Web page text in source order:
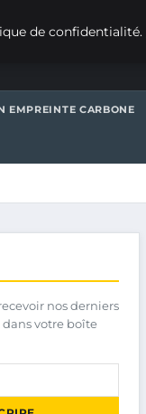
EMPREINTE CARBONE
nos derniers
votre boîte
de confidentialité.